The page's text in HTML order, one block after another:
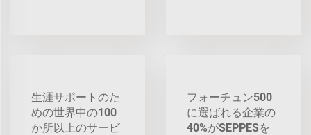
生涯サポートのた
めの世界中の100
か所以上のサービ
フォーチュン500
に選ばれる企業の
40%がSEPPESを